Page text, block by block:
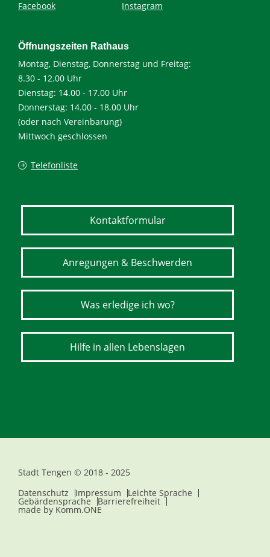
Facebook
Instagram
Öffnungszeiten Rathaus
Montag, Dienstag, Donnerstag und Freitag:
8.30 - 12.00 Uhr
Dienstag: 14.00 - 17.00 Uhr
Donnerstag: 14.00 - 18.00 Uhr
(oder nach Vereinbarung)
Mittwoch geschlossen
Telefonliste
Kontaktformular
Anregungen & Beschwerden
Was erledige ich wo?
Hilfe in allen Lebenslagen
Stadt Tengen © 2018 - 2025
Datenschutz
Impressum Leichte Sprache
Gebärdensprache Barrierefreiheit
made by Komm.ONE